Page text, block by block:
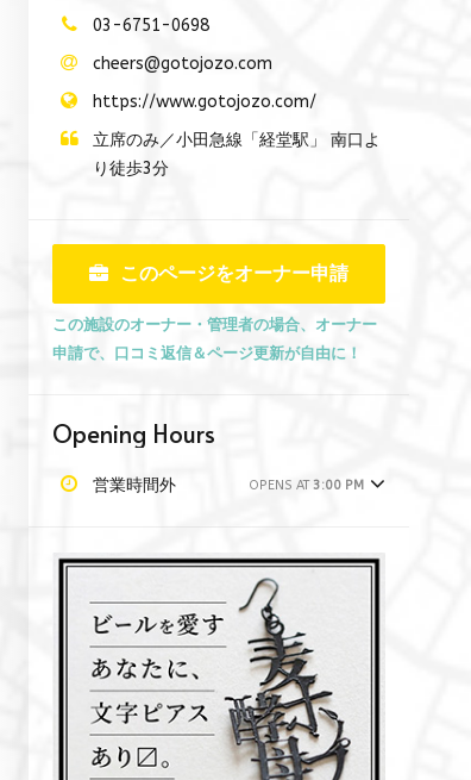
03-6751-0698
cheers@gotojozo.com
https://www.gotojozo.com/
立席のみ／小田急線「経堂駅」 南口よ
り徒歩3分
このページをオーナー申請
この施設のオーナー・管理者の場合、オーナー
申請で、口コミ返信＆ページ更新が自由に！
Opening Hours
営業時間外 OPENS AT 3:00 PM